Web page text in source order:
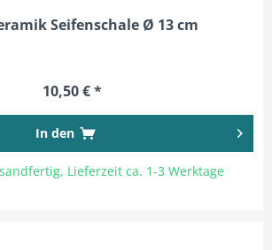
Seifenschale Ø 13 cm
10,50 € *
In den
Lieferzeit ca. 1-3 Werktage